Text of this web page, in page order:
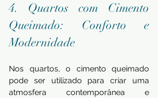
4. Quartos com Cimento
Queimado: Conforto e
Modernidade
Nos quartos, o cimento queimado
pode ser utilizado para criar uma
atmosfera contemporânea e